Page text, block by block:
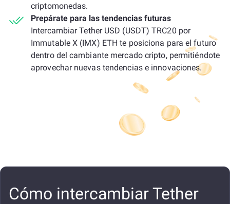
criptomonedas.
Prepárate para las tendencias futuras
Intercambiar Tether USD (USDT) TRC20 por
Immutable X (IMX) ETH te posiciona para el futuro
dentro del cambiante mercado cripto, permitiéndote
aprovechar nuevas tendencias e innovaciones.
Cómo intercambiar Tether